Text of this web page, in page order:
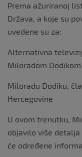
Prema ažuriranoj
Država, a koje su
uvedene su za:
Alternativna
Miloradom Dodikom
Miloradu Dodiku,
Hercegovine
U ovom trenutku,
objavilo više detalja
će određene